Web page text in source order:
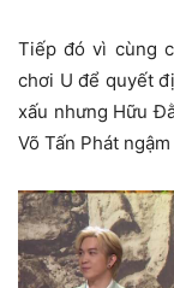
Tiếp đó vì cùng
chơi U để quyết
xấu nhưng Hữu
Võ Tấn Phát